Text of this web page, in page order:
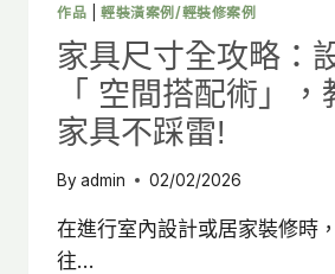
則，
輕
鬆
提
升
室
空
間
質
作品 輕裝潢案例/輕裝修案例
家具尺寸全攻略：
「 空間搭配術」
家具不踩雷!
Byadmin 02/02/2026
在進行室內設計或居家裝修時
往…